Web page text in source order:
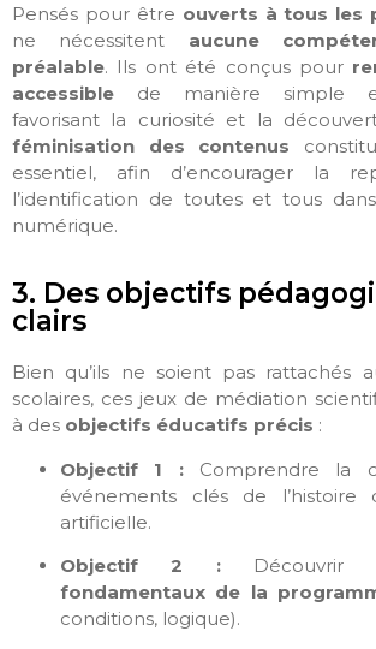
Pensés pour être ouverts à tous les
ne nécessitent aucune
préalable. Ils ont été conçus pour
accessible de manière simple
favorisant la curiosité et la
féminisation des contenus
essentiel, afin d’encourager la
l’identification de toutes et tous
numérique.
3. Des objectifs
clairs
Bien qu’ils ne soient pas rattachés
scolaires, ces jeux de médiation
à des objectifs éducatifs précis :
Objectif 1 :Comprendre la
événements clés de l’histoire
artificielle.
Objectif 2 :Découvrir
fondamentaux de la
conditions, logique).